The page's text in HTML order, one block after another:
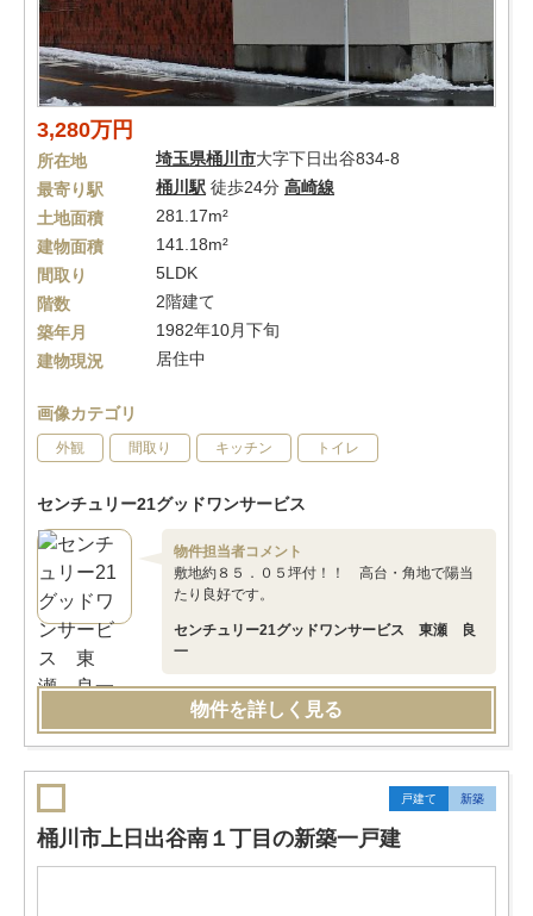
3,280万円
所在地 埼玉県桶川市大字下日出谷834-8
最寄り駅
桶川駅 徒歩24分 高崎線
土地面積
281.17m²
建物面積
141.18m²
間取り
5LDK
階数
2階建て
築年月
1982年10月下旬
建物現況
居住中
画像カテゴリ
外観 間取り キッチン トイレ
センチュリー21グッドワンサービス
物件担当者コメント
敷地約８５．０５坪付！！ 高台・角地で陽当
たり良好です。
センチュリー21グッドワンサービス 東瀬 良
一
物件を詳しく見る
戸建て 新築
桶川市上日出谷南１丁目の新築一戸建